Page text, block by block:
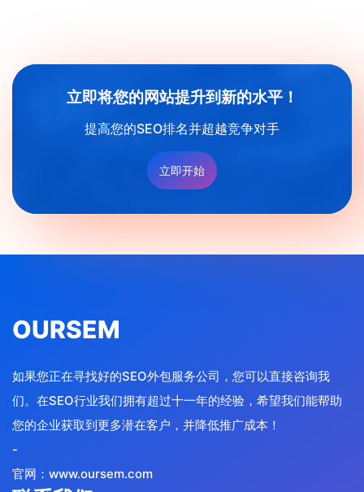
立即将您的网站提升到新的水平！
提高您的SEO排名并超越竞争对手
立即开始
OURSEM
如果您正在寻找好的SEO外包服务公司，您可以直接咨询我
们。在SEO行业我们拥有超过十一年的经验，希望我们能帮助
您的企业获取到更多潜在客户，并降低推广成本！
-
官网：www.oursem.com